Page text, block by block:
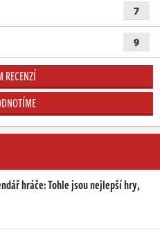
7
9
RECENZÍ
hráče: Tohle jsou nejlepší hry,